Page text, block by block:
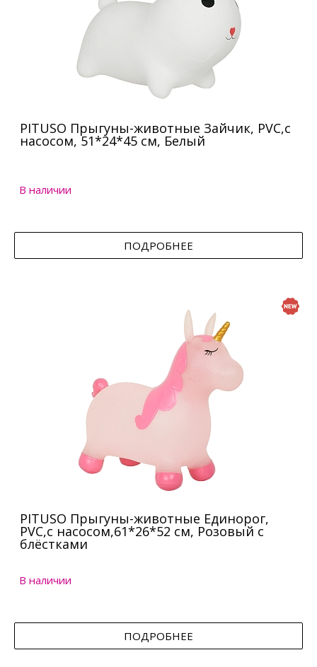
PITUSO Прыгуны-животные Зайчик, PVC,с
насосом, 51*24*45 см, Белый
В наличии
ПОДРОБНЕЕ
PITUSO Прыгуны-животные Единорог,
PVC,с насосом,61*26*52 см, Розовый с
блёстками
В наличии
ПОДРОБНЕЕ